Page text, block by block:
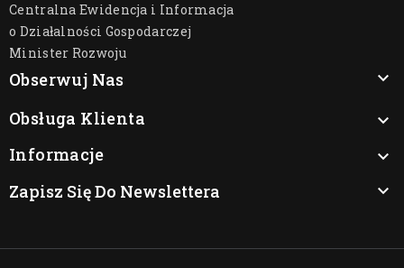
Centralna Ewidencja i Informacja
o Działalności Gospodarczej
Minister Rozwoju
Obserwuj Nas

Obsługa Klienta

Informacje

Zapisz Się Do Newslettera
